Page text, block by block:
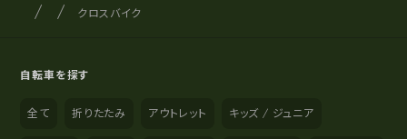
サイト内の現在地
サイクルショップナカゴヤ
クロスバイク
自転車を探す
全て 折りたたみ アウトレット キッズ / ジュニア